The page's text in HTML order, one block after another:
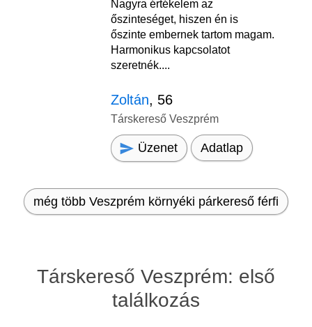
Nagyra értékelem az
őszinteséget, hiszen én is
őszinte embernek tartom magam.
Harmonikus kapcsolatot
szeretnék....
Zoltán, 56
Társkereső Veszprém
Üzenet Adatlap
még több Veszprém környéki párkereső férfi
Társkereső Veszprém: első
találkozás